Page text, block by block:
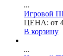
...
Игровой
ЦЕНА: от
В корзину
...